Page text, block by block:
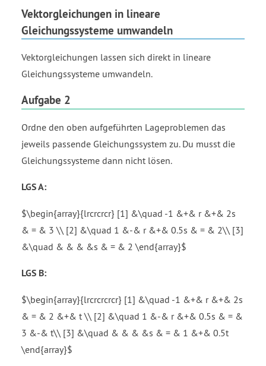
Vektorgleichungen in lineare
Gleichungssysteme umwandeln
Vektorgleichungen lassen sich direkt in lineare
Gleichungssysteme umwandeln.
Aufgabe 2
Ordne den oben aufgeführten Lageproblemen das
jeweils passende Gleichungssystem zu. Du musst die
Gleichungssysteme dann nicht lösen.
LGS A:
$\begin{array}{lrcrcrcr} [1] &\quad -1 &+& r &+& 2s
& = & 3 \\ [2] &\quad 1 &-& r &+& 0.5s & = & 2\\ [3]
&\quad & & & &s & = & 2 \end{array}$
LGS B:
$\begin{array}{lrcrcrcrcr} [1] &\quad -1 &+& r &+& 2s
& = & 2 &+& t \\ [2] &\quad 1 &-& r &+& 0.5s & = &
3 &-& t\\ [3] &\quad & & & &s & = & 1 &+& 0.5t
\end{array}$